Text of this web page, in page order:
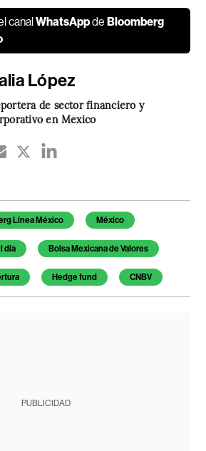
canalWhatsAppdeBloomberg
López
de sector financiero y
en México
Línea México México
día Bolsa Mexicana de Valores
Hedge fund CNBV
PUBLICIDAD